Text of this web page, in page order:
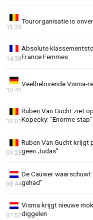
Tourorganisatie is
15:33
Absolute
France Femmes
14:38
Veelbelovende Visma-
10:41
Ruben Van Gucht ziet
Kopecky: "Enorme stap"
10:01
Ruben Van Gucht krijgt
geen Judas"
09:23
De Cauwer waarschuwt
gehad"
08:44
Visma krijgt nieuwe
diggelen
07:57